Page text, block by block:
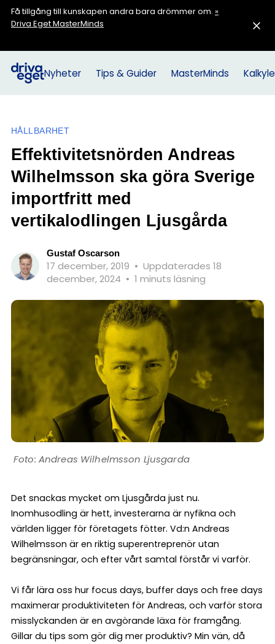
Få tillgång till kunskapen andra bara drömmer om. »
Driva Eget MasterMinds
Nyheter Tips & Guider MasterMinds
HÅLLBARHET
Effektivitetsnörden Andreas
Wilhelmsson ska göra Sverige
importfritt med
vertikalodlingen Ljusgårda
Gustaf Oscarson
17 december, 2019 • Uppdaterades 18
december, 2024 • 1 minuts läsning
Andreas Wilhelmsson Ljusgarda
Det snackas mycket om Ljusgårda just nu.
Inomhusodling är hett, investerarna är nyfikna och
världen ligger för företagets fötter. Vd:n Andreas
Wilhelmsson är en riktig superentreprenör utan
begränsningar, och efter vårt samtal förstår vi varför.
Vi får lära oss hur focus days, buffer days och free days
maximerar produktiviteten för Andreas, och varför stora
misslyckanden är en avgörande läxa för framgång.
Gillar du tips som gör dig mer produktiv? Min vän, då